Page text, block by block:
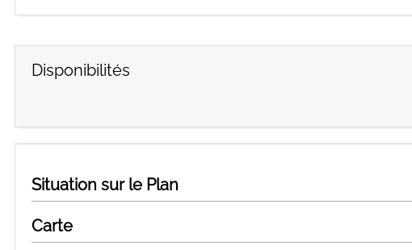
Disponibilités
Situation sur le Plan
Carte